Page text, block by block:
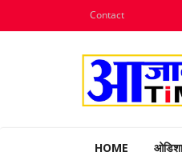
Contact
HOME